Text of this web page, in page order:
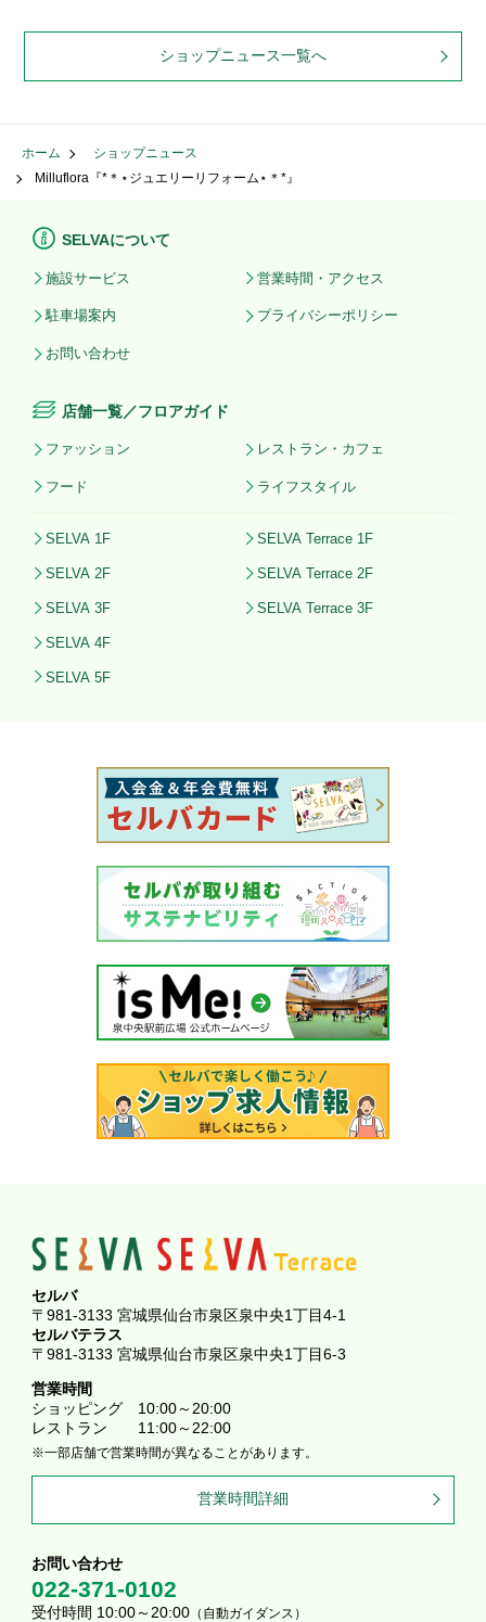
ショップニュース一覧へ
ホーム
ショップニュース
Milluflora『*＊⋆ジュエリーリフォーム⋆＊*』
SELVAについて
施設サービス 営業時間・アクセス
駐車場案内 プライバシーポリシー
お問い合わせ
店舗一覧／フロアガイド
ファッション レストラン・カフェ
フード ライフスタイル
SELVA 1F
SELVA 2F
SELVA 3F
SELVA 4F
SELVA 5F
SELVA Terrace 1F
SELVA Terrace 2F
SELVA Terrace 3F
セルバ
〒981-3133 宮城県仙台市泉区泉中央1丁目4-1
セルバテラス
〒981-3133 宮城県仙台市泉区泉中央1丁目6-3
営業時間
ショッピング
10:00～20:00
レストラン
11:00～22:00
一部店舗で営業時間が異なることがあります。
営業時間詳細
お問い合わせ
022-371-0102
受付時間 10:00～20:00（自動ガイダンス）